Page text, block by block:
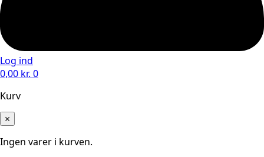
Log ind
0,00 kr. 0
Kurv
×
Ingen varer i kurven.